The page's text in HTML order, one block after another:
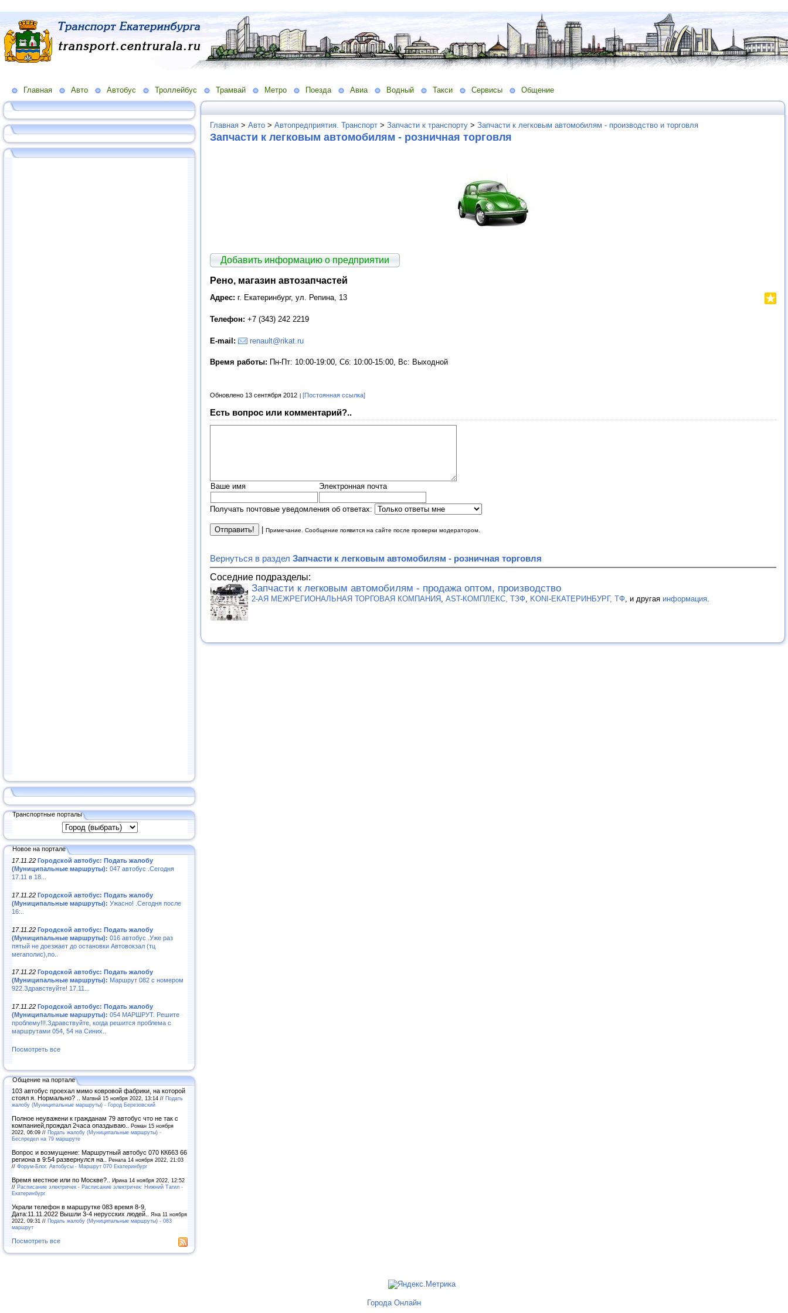
Главная Авто Автобус Троллейбус Трамвай Метро Поезда Авиа Водный Такси Сервисы Общение
Транспортные порталы
Новое на портале
17.11.22 Городской автобус: Подать жалобу
(Муниципальные маршруты): 047 автобус .Сегодня
17.11 в 18...
17.11.22 Городской автобус: Подать жалобу
(Муниципальные маршруты): Ужасно! .Сегодня после
16:..
17.11.22 Городской автобус: Подать жалобу
(Муниципальные маршруты): 016 автобус .Уже раз
пятый не доезжает до остановки Автовокзал (тц
мегаполис),по..
17.11.22 Городской автобус: Подать жалобу
(Муниципальные маршруты): Маршрут 082 с номером
922.Здравствуйте! 17.11...
17.11.22 Городской автобус: Подать жалобу
(Муниципальные маршруты): 054 МАРШРУТ. Решите
проблему!!!.Здравствуйте, когда решится проблема с
маршрутами 054, 54 на Синих..
Посмотреть все
Общение на портале
103 автобус проехал мимо ковровой фабрики, на которой
стоял я. Нормально? .. Матвнй 15 ноября 2022, 13:14 // Подать
жалобу (Муниципальные маршруты) - Город Березовский
Полное неуважени к гражданам 79 автобус что не так с
компанией,прождал 2часа опаздываю.. Роман 15 ноября
2022, 06:09 // Подать жалобу (Муниципальные маршруты) -
Беспредел на 79 маршруте
Вопрос и возмущение: Маршрутный автобус 070 КК663 66
региона в 9:54 развернулся на.. Рената 14 ноября 2022, 21:03
// Форум-Блог. Автобусы - Маршрут 070 Екатеринбург
Время местное или по Москве?.. Ирина 14 ноября 2022, 12:52
// Расписание электричек - Расписание электричек: Нижний Тагил -
Екатеринбург
Украли телефон в маршрутке 083 время 8-9,
Дата:11.11.2022 Вышли 3-4 нерусских людей.. Яна 11 ноября
2022, 09:31 // Подать жалобу (Муниципальные маршруты) - 083
маршрут
Посмотреть все
Главная > Авто > Автопредприятия. Транспорт > Запчасти к транспорту > Запчасти к легковым автомобилям - производство и торговля
Запчасти к легковым автомобилям - розничная торговля
Добавить информацию о предприятии
Рено, магазин автозапчастей
Адрес: г. Екатеринбург, ул. Репина, 13
Телефон: +7 (343) 242 2219
E-mail: renault@rikat.ru
Время работы: Пн-Пт: 10:00-19:00, Сб: 10:00-15:00, Вс: Выходной
Обновлено 13 сентября 2012 [Постоянная ссылка]
Есть вопрос или комментарий?..
Ваше имя Электронная почта
Получать почтовые уведомления об ответах:
| Примечание. Сообщение появится на сайте после проверки модератором.
Вернуться в раздел Запчасти к легковым автомобилям - розничная торговля
Соседние подразделы:
Запчасти к легковым автомобилям - продажа оптом, производство
2-АЯ МЕЖРЕГИОНАЛЬНАЯ ТОРГОВАЯ КОМПАНИЯ AST-КОМПЛЕКС, ТЗФ KONI-ЕКАТЕРИНБУРГ, ТФ , и другая информация
Города Онлайн